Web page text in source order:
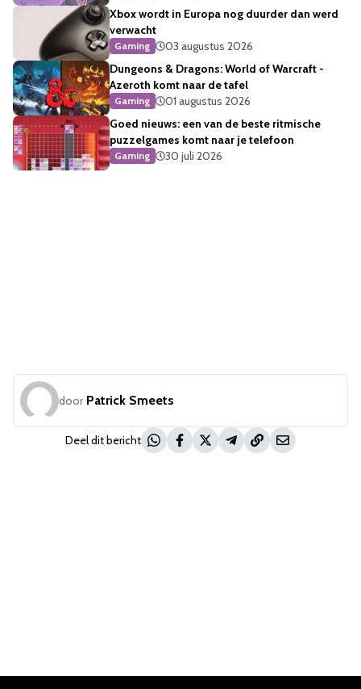
Xbox wordt in Europa nog duurder dan werd
verwacht
Gaming
03 augustus 2026
Dungeons & Dragons: World of Warcraft -
Azeroth komt naar de tafel
Gaming
01 augustus 2026
Goed nieuws: een van de beste ritmische
puzzelgames komt naar je telefoon
Gaming 30 juli 2026
door Patrick Smeets
Deel dit bericht